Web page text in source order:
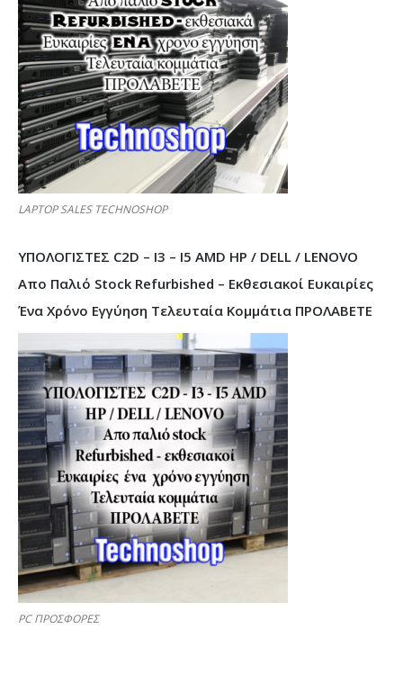
LAPTOP SALES TECHNOSHOP
ΥΠΟΛΟΓΙΣΤΕΣ C2D – I3 – I5 AMD HP / DELL / LENOVO
Απο Παλιό Stock Refurbished – Εκθεσιακοί Ευκαιρίες
Ένα Χρόνο Εγγύηση Τελευταία Κομμάτια ΠΡΟΛΑΒΕΤΕ
PC ΠΡΟΣΦΟΡΕΣ